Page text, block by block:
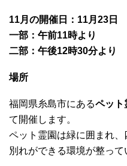
11月の開催日：11月23日
一部：午前11時より
二部：午後12時30分より
場所
福岡県糸島市にあるペット
て開催します。
ペット霊園は緑に囲まれ
別れができる環境が整って